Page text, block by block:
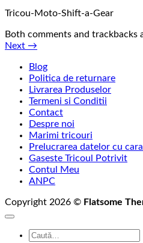
Tricou-Moto-Shift-a-Gear
Both comments and trackbacks
Next →
Blog
Politica de returnare
Livrarea Produselor
Termeni si Conditii
Contact
Despre noi
Marimi tricouri
Prelucrarea datelor cu
Gaseste Tricoul Potrivit
Contul Meu
ANPC
Copyright 2026 © Flatsome
Caută